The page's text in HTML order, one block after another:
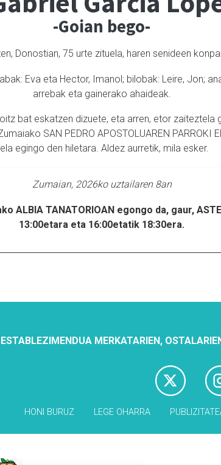
-Goian bego-
Donostian, 75 urte zituela, haren senideen
Eva eta Hector, Imanol; bilobak: Leire, Jon;
arrebak eta gainerako ahaideak.
bat eskatzen dizuete, eta arren, etor zaiteztela
SAN PEDRO APOSTOLUAREN PARROKI
egingo den hiletara. Aldez aurretik, mila esker.
Zumaian, 2026ko uztailaren 8an
ALBIA TANATORIOAN egongo da, gaur,
13:00etara eta 16:00etatik 18:30era.
ESTABLEZIMENDUA MERKATARIEN,
HONI BURUZ LEGE OHARRA